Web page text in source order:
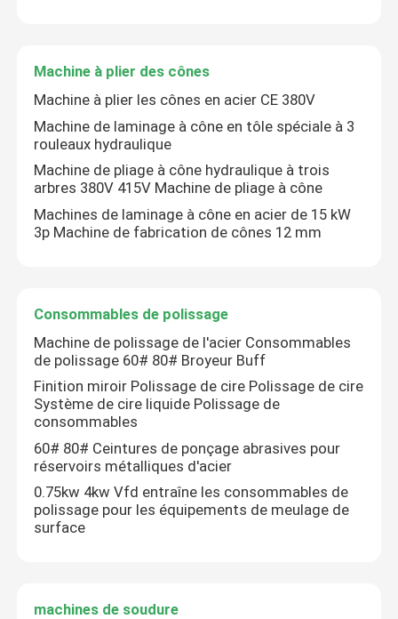
Machine à plier des cônes
Machine à plier les cônes en acier CE 380V
Machine de laminage à cône en tôle spéciale à 3
rouleaux hydraulique
Machine de pliage à cône hydraulique à trois
arbres 380V 415V Machine de pliage à cône
Machines de laminage à cône en acier de 15 kW
3p Machine de fabrication de cônes 12 mm
Consommables de polissage
Machine de polissage de l'acier Consommables
de polissage 60# 80# Broyeur Buff
Finition miroir Polissage de cire Polissage de cire
Système de cire liquide Polissage de
consommables
60# 80# Ceintures de ponçage abrasives pour
réservoirs métalliques d'acier
0.75kw 4kw Vfd entraîne les consommables de
polissage pour les équipements de meulage de
surface
machines de soudure